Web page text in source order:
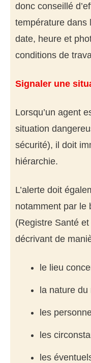
donc conseillé
température dans
date, heure et
conditions de
Signaler une
Lorsqu’un agent
situation
sécurité), il doit
hiérarchie.
L’alerte doit
notamment par le
(Registre Santé
décrivant de
le lieu
la nature du
les
les
les